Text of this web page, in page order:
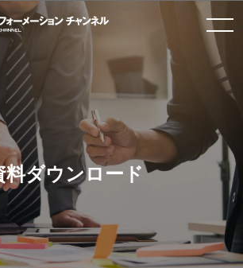
toggle
navigation
料ダウンロード